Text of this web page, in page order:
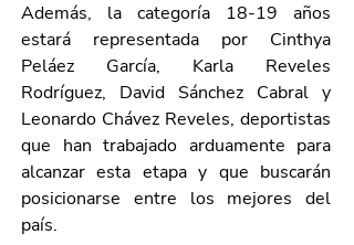
Además, la categoría 18-19 años
estará representada por Cinthya
Peláez García, Karla Reveles
Rodríguez, David Sánchez Cabral y
Leonardo Chávez Reveles, deportistas
que han trabajado arduamente para
alcanzar esta etapa y que buscarán
posicionarse entre los mejores del
país.